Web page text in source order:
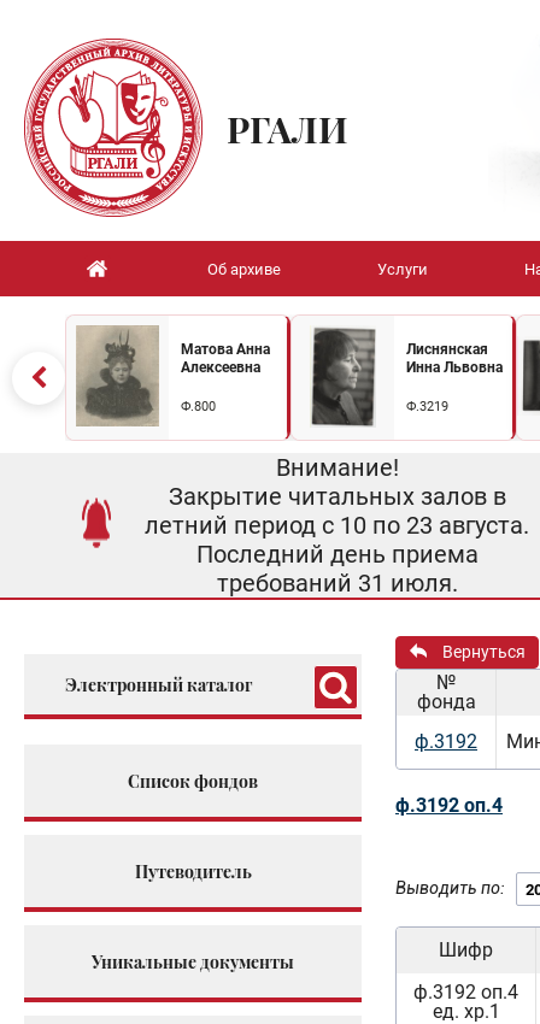
РГАЛИ
Об архиве Услуги
Матова Анна
Алексеевна
Ф.800
Лиснянская
Инна Львовна
Ф.3219
Внимание!
Закрытие читальных залов в
летний период с 10 по 23 августа.
Последний день приема
требований 31 июля.
Электронный каталог
Список фондов
Путеводитель
Уникальные документы
Вернуться
№
фонда
ф.3192
ф.3192 оп.4
Выводить по:
Шифр
ф.3192 оп.4
ед. хр.1